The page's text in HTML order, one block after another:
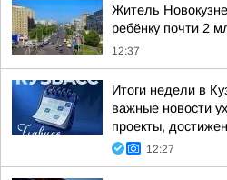
Житель
ребёнку почти 2
12:37
Итоги недели в
важные новости
проекты,
12:27